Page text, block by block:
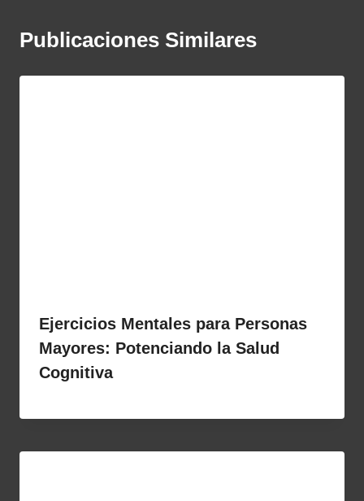
Publicaciones Similares
Ejercicios Mentales para Personas
Mayores: Potenciando la Salud
Cognitiva